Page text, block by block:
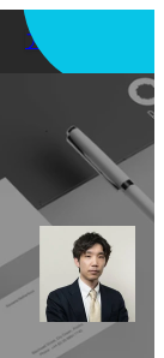
アプリを使う